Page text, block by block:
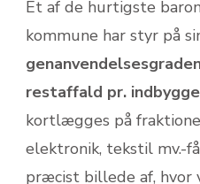
Et af de hurtigste
kommune har styr på
restaffald pr.
kortlægges på
elektronik, tekstil mv.-
præcist billede af, hvor